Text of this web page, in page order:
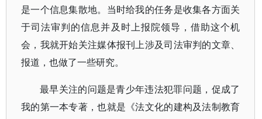
是一个信息集散地。当时给我的任务是收集各方面关
于司法审判的信息并及时上报院领导，借助这个机
会，我就开始关注媒体报刊上涉及司法审判的文章、
报道，也做了一些研究。
最早关注的问题是青少年违法犯罪问题，促成了
我的第一本专著，也就是《法文化的建构及法制教育